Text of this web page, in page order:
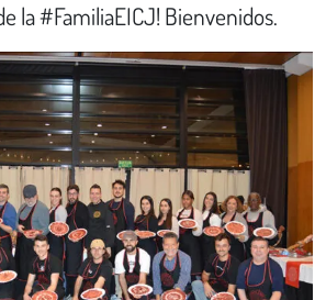
la #FamiliaEICJ! Bienvenidos.